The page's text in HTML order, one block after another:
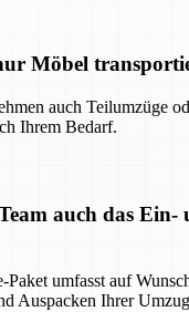
Möbel
auch Teilumzüge
Ihrem Bedarf.
auch das Ein-
Paket umfasst auf
Auspacken Ihrer